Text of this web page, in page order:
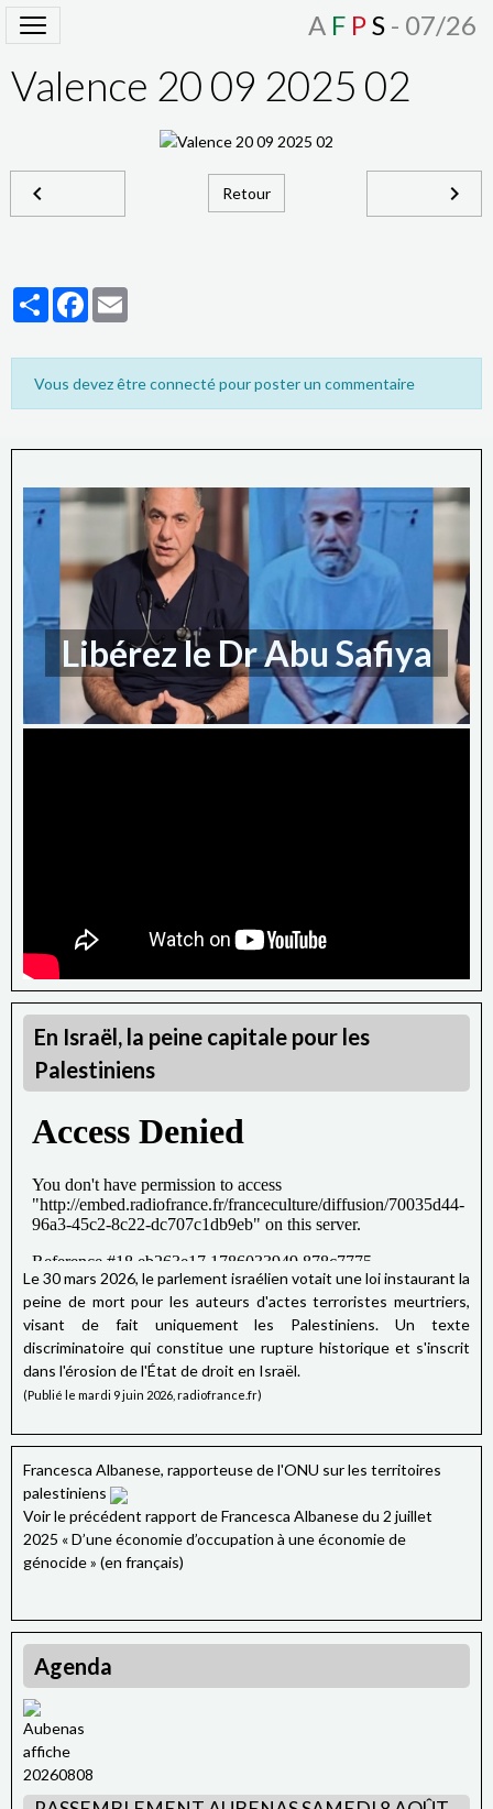
A F PS - 07/26
Valence 20 09 2025 02
Retour
PartagerFacebook
Vous devez être connecté pour poster un commentaire
Libérez le Dr Abu Safiya
En Israël, la peine capitale pour les
Palestiniens
Le 30 mars 2026, le parlement israélien votait une loi instaurant la
peine de mort pour les auteurs d'actes terroristes meurtriers,
visant de fait uniquement les Palestiniens. Un texte
discriminatoire qui constitue une rupture historique et s'inscrit
dans l'érosion de l'État de droit en Israël.
(Publié le mardi 9 juin 2026, radiofrance.fr)
Francesca Albanese, rapporteuse de l'ONU sur les territoires
palestiniens
Voir le précédent rapport de Francesca Albanese du 2 juillet
2025 « D’une économie d’occupation à une économie de
génocide » (en français)
Agenda